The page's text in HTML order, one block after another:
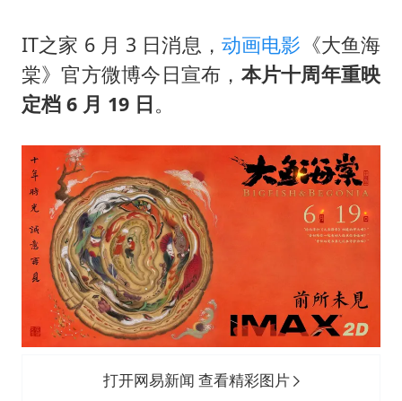
上门女婿出轨女邻居多年被判重婚罪
浙江近300条预警生效中 今夜大部暴雨
国足U17与阿森纳决赛取消 并列冠军
暑期研学游升温 在旅途中增长知识
以军士兵把枪口对准中国记者
曹颖儿子首次演长剧
“开学三件套”全线暴涨
总书记点赞的非遗苗绣焕发新生机
IT之家 6 月 3 日消息， 动画电影 《大鱼海
棠》官方微博今日宣布， 本片十周年重映
定档 6 月 19 日。
打开网易新闻 查看精彩图片